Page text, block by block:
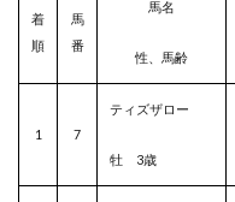
着
順
馬
番
馬名
性、馬齢
1 7
ティズザロー
牡 3歳